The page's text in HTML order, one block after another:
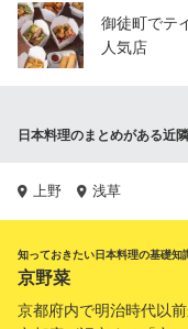
御徒町でテ
人気店
日本料理のまとめがある近
上野 浅草
知っておきたい日本料理の基礎知
京野菜
京都府内で明治時代以